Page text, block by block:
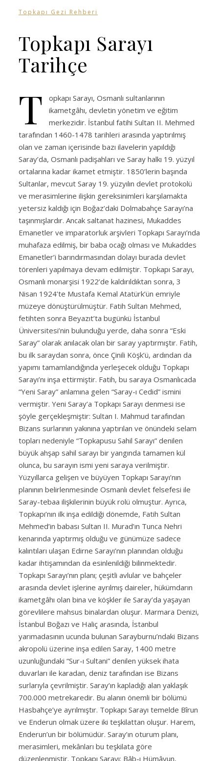
Topkapı Gezi Rehberi
Topkapı Sarayı
Tarihçe
T
opkapı Sarayı, Osmanlı sultanlarının
ikametgâhı, devletin yönetim ve eğitim
merkezidir. İstanbul fatihi Sultan II. Mehmed
tarafından 1460-1478 tarihleri arasında yaptırılmış
olan ve zaman içerisinde bazı ilavelerin yapıldığı
Saray’da, Osmanlı padişahları ve Saray halkı 19. yüzyıl
ortalarına kadar ikamet etmiştir. 1850’lerin başında
Sultanlar, mevcut Saray 19. yüzyılın devlet protokolü
ve merasimlerine ilişkin gereksinimleri karşılamakta
yetersiz kaldığı için Boğaz’daki Dolmabahçe Sarayı’na
taşınmışlardır. Ancak saltanat hazinesi, Mukaddes
Emanetler ve imparatorluk arşivleri Topkapı Sarayı’nda
muhafaza edilmiş, bir baba ocağı olması ve Mukaddes
Emanetler’i barındırmasından dolayı burada devlet
törenleri yapılmaya devam edilmiştir. Topkapı Sarayı,
Osmanlı monarşisi 1922’de kaldırıldıktan sonra, 3
Nisan 1924’te Mustafa Kemal Atatürk’ün emriyle
müzeye dönüştürülmüştür. Fatih Sultan Mehmed,
fetihten sonra Beyazıt’ta bugünkü İstanbul
Üniversitesi’nin bulunduğu yerde, daha sonra “Eski
Saray” olarak anılacak olan bir saray yaptırmıştır. Fatih,
bu ilk saraydan sonra, önce Çinili Köşk’ü, ardından da
yapımı tamamlandığında yerleşecek olduğu Topkapı
Sarayı’nı inşa ettirmiştir. Fatih, bu saraya Osmanlıcada
“Yeni Saray” anlamına gelen “Saray-ı Cedid” ismini
vermiştir. Yeni Saray’a Topkapı Sarayı denmesi ise
şöyle gerçekleşmiştir: Sultan I. Mahmud tarafından
Bizans surlarının yakınına yaptırılan ve önündeki selam
topları nedeniyle “Topkapusu Sahil Sarayı” denilen
büyük ahşap sahil sarayı bir yangında tamamen kül
olunca, bu sarayın ismi yeni saraya verilmiştir.
Yüzyıllarca gelişen ve büyüyen Topkapı Sarayı’nın
planının belirlenmesinde Osmanlı devlet felsefesi ile
Saray-tebaa ilişkilerinin büyük rolü olmuştur. Ayrıca,
Topkapı’nın ilk inşa edildiği dönemde, Fatih Sultan
Mehmed’in babası Sultan II. Murad’ın Tunca Nehri
kenarında yaptırmış olduğu ve günümüze sadece
kalıntıları ulaşan Edirne Sarayı’nın planından olduğu
kadar ihtişamından da esinlenildiği bilinmektedir.
Topkapı Sarayı’nın planı; çeşitli avlular ve bahçeler
arasında devlet işlerine ayrılmış daireler, hükümdarın
ikametgâhı olan bina ve köşkler ile Saray’da yaşayan
görevlilere mahsus binalardan oluşur. Marmara Denizi,
İstanbul Boğazı ve Haliç arasında, İstanbul
yarımadasının ucunda bulunan Sarayburnu’ndaki Bizans
akropolü üzerine inşa edilen Saray, 1400 metre
uzunluğundaki “Sur-ı Sultani” denilen yüksek ihata
duvarları ile karadan, deniz tarafından ise Bizans
surlarıyla çevrilmiştir. Saray’ın kapladığı alan yaklaşık
700.000 metrekaredir. Bu alanın önemli bir bölümü
Hasbahçe’ye ayrılmıştır. Topkapı Sarayı temelde Bîrun
ve Enderun olmak üzere iki teşkilattan oluşur. Harem,
Enderun’un bir bölümüdür. Saray’ın oturum planı,
merasimleri, mekânları bu teşkilata göre
düzenlenmiştir. Topkapı Sarayı; Bâb-ı Hümâyun,